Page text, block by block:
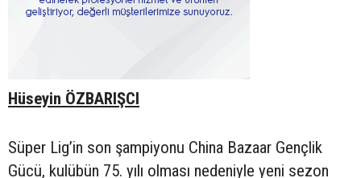
Hüseyin ÖZBARIŞCI
Süper Lig’in son şampiyonu China Bazaar Gençlik
Gücü, kulübün 75. yılı olması nedeniyle yeni sezon